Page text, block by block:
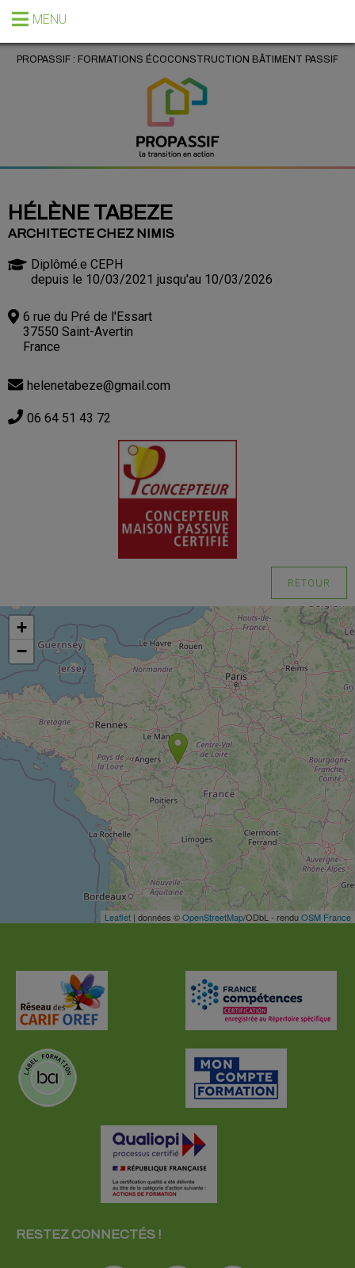
MENU
PROPASSIF : FORMATIONS ÉCOCONSTRUCTION BÂTIMENT PASSIF
HÉLÈNE TABEZE
ARCHITECTE CHEZ NIMIS
Diplômé.e CEPH
depuis le 10/03/2021 jusqu'au 10/03/2026
6 rue du Pré de l'Essart
37550 Saint-Avertin
France
helenetabeze@gmail.com
06 64 51 43 72
RETOUR
+
−
Leaflet | données ©OpenStreetMap/ODbL - renduOSM France
RESTEZ CONNECTÉS !